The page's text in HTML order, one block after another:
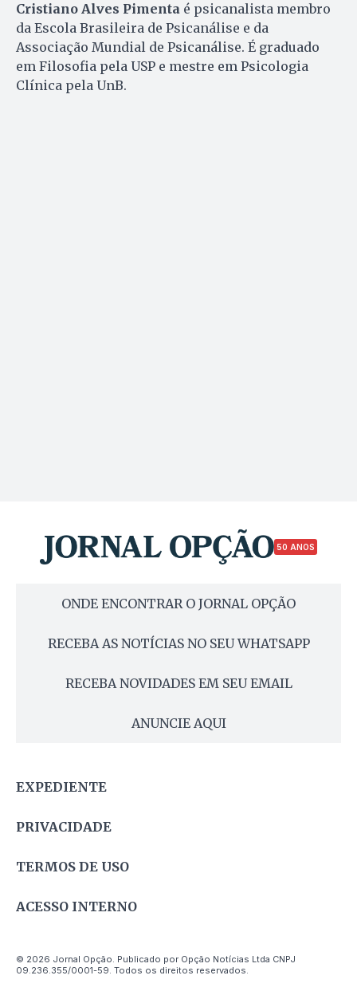
Cristiano Alves Pimenta é psicanalista membro
da Escola Brasileira de Psicanálise e da
Associação Mundial de Psicanálise. É graduado
em Filosofia pela USP e mestre em Psicologia
Clínica pela UnB.
50 ANOS
ONDE ENCONTRAR O JORNAL OPÇÃO
RECEBA AS NOTÍCIAS NO SEU WHATSAPP
RECEBA NOVIDADES EM SEU EMAIL
ANUNCIE AQUI
EXPEDIENTE
PRIVACIDADE
TERMOS DE USO
ACESSO INTERNO
© 2026 Jornal Opção. Publicado por Opção Notícias Ltda CNPJ
09.236.355/0001-59. Todos os direitos reservados.